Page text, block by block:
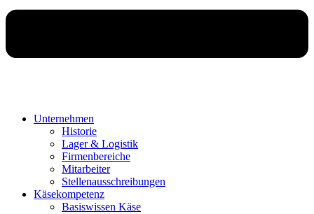
Unternehmen
Historie
Lager & Logistik
Firmenbereiche
Mitarbeiter
Stellenausschreibungen
Käsekompetenz
Basiswissen Käse